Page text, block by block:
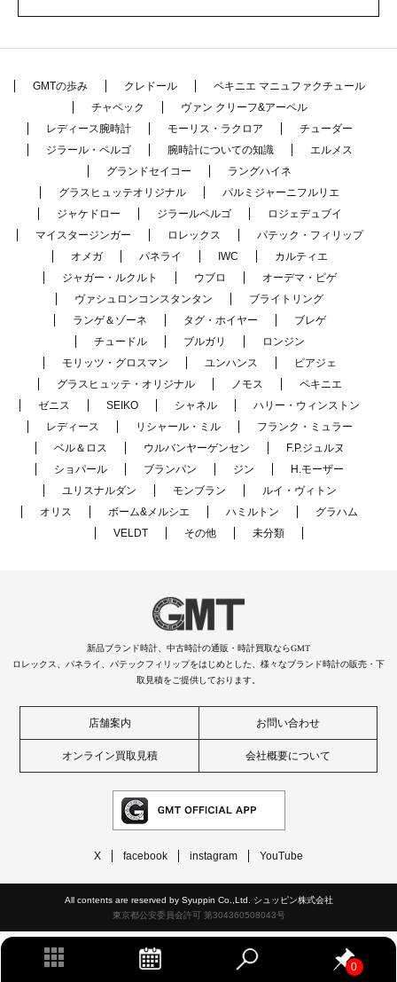
0
GMTの歩み クレドール
ペキニエ マニュファクチュール
チャペック
ヴァン クリーフ&アーペル
レディース腕時計
モーリス・ラクロア
チューダー
ジラール・ペルゴ
腕時計についての知識
エルメス
グランドセイコー
ラングハイネ
グラスヒュッテオリジナル
パルミジャーニフルリエ
ジャケドロー
ジラールペルゴ
ロジェデュブイ
マイスタージンガー
ロレックス
パテック・フィリップ
オメガ
パネライ IWC
カルティエ
ジャガー・ルクルト
ウブロ
オーデマ・ピゲ
ヴァシュロンコンスタンタン
ブライトリング
ランゲ＆ゾーネ
タグ・ホイヤー
ブレゲ
チュードル
ブルガリ
ロンジン
モリッツ・グロスマン
ユンハンス
ピアジェ
グラスヒュッテ・オリジナル
ノモス
ペキニエ
ゼニス
SEIKO シャネル
ハリー・ウィンストン
レディース
リシャール・ミル
フランク・ミュラー
ベル＆ロス
ウルバンヤーゲンセン
F.P.ジュルヌ
ショパール
ブランパン ジン
H.モーザー
ユリスナルダン
モンブラン
ルイ・ヴィトン
オリス
ボーム&メルシエ ハミルトン
グラハム
VELDT
その他 未分類
新品ブランド時計、中古時計の通販・時計買取ならGMT
ロレックス、パネライ、パテックフィリップをはじめとした、様々なブランド時計の販売・下
取見積をご提供しております。
店舗案内 お問い合わせ
オンライン買取見積 会社概要について
X facebook instagram YouTube
All contents are reserved by Syuppin Co.,Ltd. シュッピン株式会社
東京都公安委員会許可 第304360508043号